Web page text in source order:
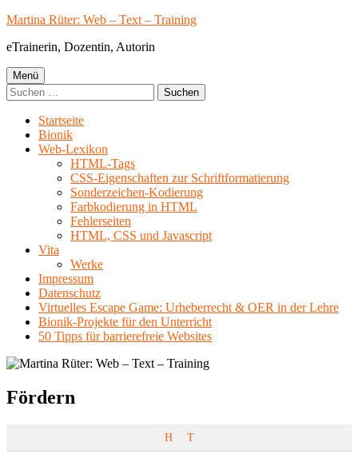
Springe
Inhalt
Martina Rüter: Web – Text – Training
eTrainerin, Dozentin, Autorin
Primäres
Menü
Menü
Suchen
nach:
Startseite
Bionik
Web-Lexikon
HTML-Tags
CSS-Eigenschaften zur Schriftformatierung
Sonderzeichen-Kodierung
Farbkodierung in HTML
Fehlerseiten
HTML, CSS und Javascript
Vita
Werke
Impressum
Datenschutz
Virtuelles Escape Game: Urheberrecht & OER in der Lehre
Bionik-Projekte für den Unterricht
50 Tipps für barrierefreie Websites
Schlagwort:
Fördern
H T